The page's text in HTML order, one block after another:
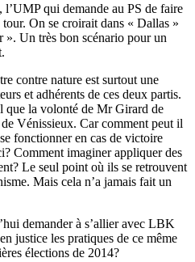
l’UMP qui demande au PS de faire
On se croirait dans « Dallas »
». Un très bon scénario pour un
contre nature est surtout une
et adhérents de ces deux partis.
que la volonté de Mr Girard de
Vénissieux. Car comment peut il
fonctionner en cas de victoire
Comment imaginer appliquer des
Le seul point où ils se retrouvent
Mais cela n’a jamais fait un
demander à s’allier avec LBK
justice les pratiques de ce même
élections de 2014?